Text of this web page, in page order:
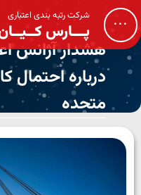
... شرکت رتبه بندی اعتباری
پـــارس
درباره احتمال
متحده